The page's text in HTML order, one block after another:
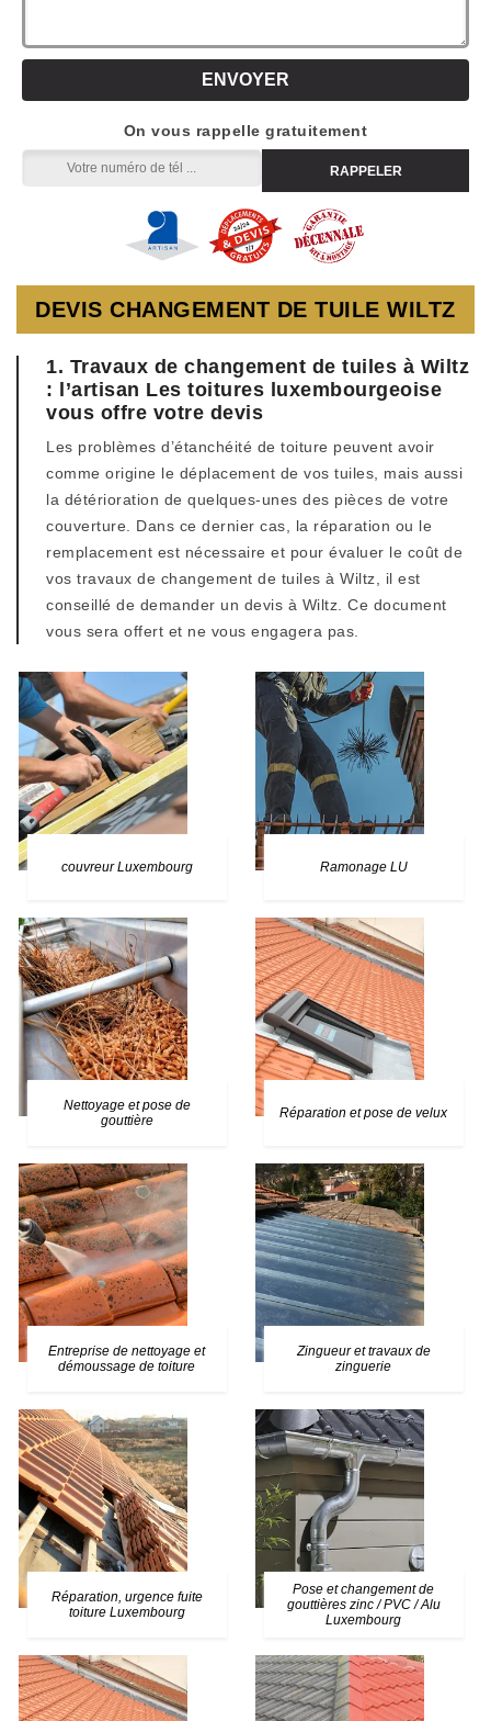
On vous rappelle gratuitement
DEVIS CHANGEMENT DE TUILE WILTZ
1. Travaux de changement de tuiles à Wiltz
: l’artisan Les toitures luxembourgeoise
vous offre votre devis
Les problèmes d’étanchéité de toiture peuvent avoir
comme origine le déplacement de vos tuiles, mais aussi
la détérioration de quelques-unes des pièces de votre
couverture. Dans ce dernier cas, la réparation ou le
remplacement est nécessaire et pour évaluer le coût de
vos travaux de changement de tuiles à Wiltz, il est
conseillé de demander un devis à Wiltz. Ce document
vous sera offert et ne vous engagera pas.
couvreur Luxembourg Ramonage LU
Nettoyage et pose de
gouttière
Réparation et pose de velux
Entreprise de nettoyage et
démoussage de toiture
Zingueur et travaux de
zinguerie
Réparation, urgence fuite
toiture Luxembourg
Pose et changement de
gouttières zinc / PVC / Alu
Luxembourg